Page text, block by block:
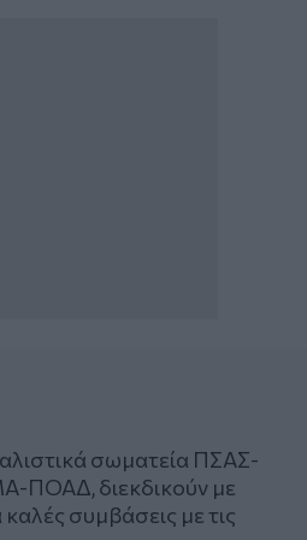
σωματεία ΠΣΑΣ-
διεκδικούν με
συμβάσεις με τις